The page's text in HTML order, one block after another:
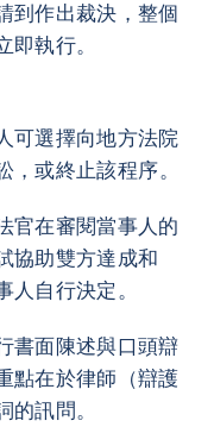
到作出裁決，整個
即執行。
可選擇向地方法院
，或終止該程序。
官在審閱當事人的
協助雙方達成和
自行決定。
書面陳述與口頭辯
點在於律師（辯護
的訊問。